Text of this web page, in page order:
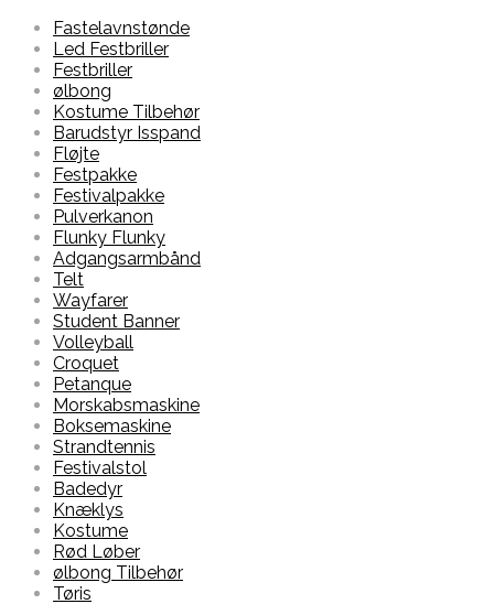
Fastelavnstønde
Led Festbriller
Festbriller
ølbong
Kostume Tilbehør
Barudstyr Isspand
Fløjte
Festpakke
Festivalpakke
Pulverkanon
Flunky Flunky
Adgangsarmbånd
Telt
Wayfarer
Student Banner
Volleyball
Croquet
Petanque
Morskabsmaskine
Boksemaskine
Strandtennis
Festivalstol
Badedyr
Knæklys
Kostume
Rød Løber
ølbong Tilbehør
Tøris